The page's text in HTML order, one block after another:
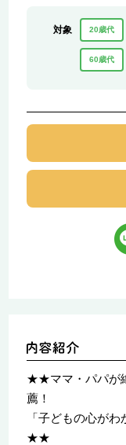
対象 20歳代
60歳代
★★ママ・パパが
薦！
「子どもの心が
★★